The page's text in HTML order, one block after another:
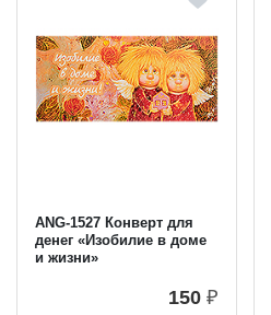
ANG-1527 Конверт для
денег «Изобилие в доме
и жизни»
150 ₽